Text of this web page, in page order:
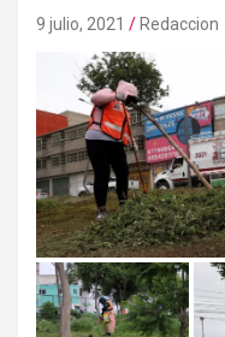
9 julio, 2021 Redaccion